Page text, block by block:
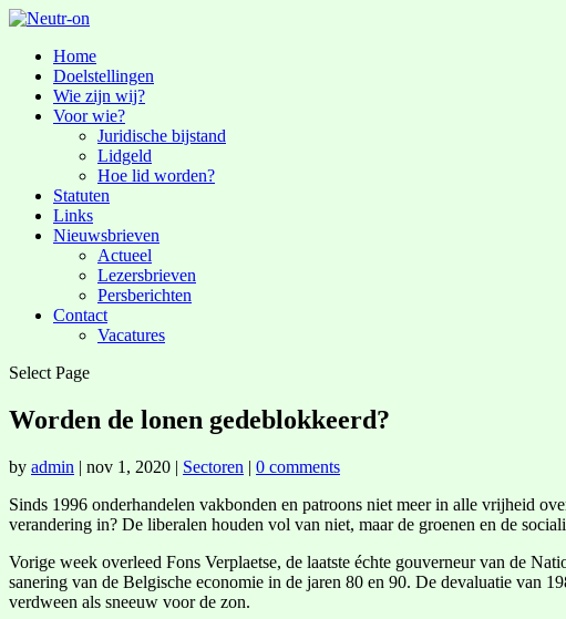
Home
Doelstellingen
Wie zijn wij?
Voor wie?
Juridische bijstand
Lidgeld
Hoe lid worden?
Statuten
Links
Nieuwsbrieven
Actueel
Lezersbrieven
Persberichten
Contact
Vacatures
Select Page
Worden de lonen gedeblokkeerd?
by admin | nov 1, 2020 | Sectoren | 0 comments
Sinds 1996 onderhandelen vakbonden en patroons niet meer in alle vrijheid
verandering in? De liberalen houden vol van niet, maar de groenen en de
Vorige week overleed Fons Verplaetse, de laatste échte gouverneur van de
sanering van de Belgische economie in de jaren 80 en 90. De devaluatie van
verdween als sneeuw voor de zon.